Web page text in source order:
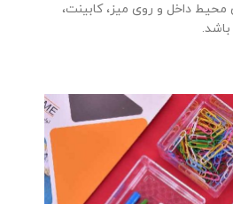
داخل و روی میز، کابینت،